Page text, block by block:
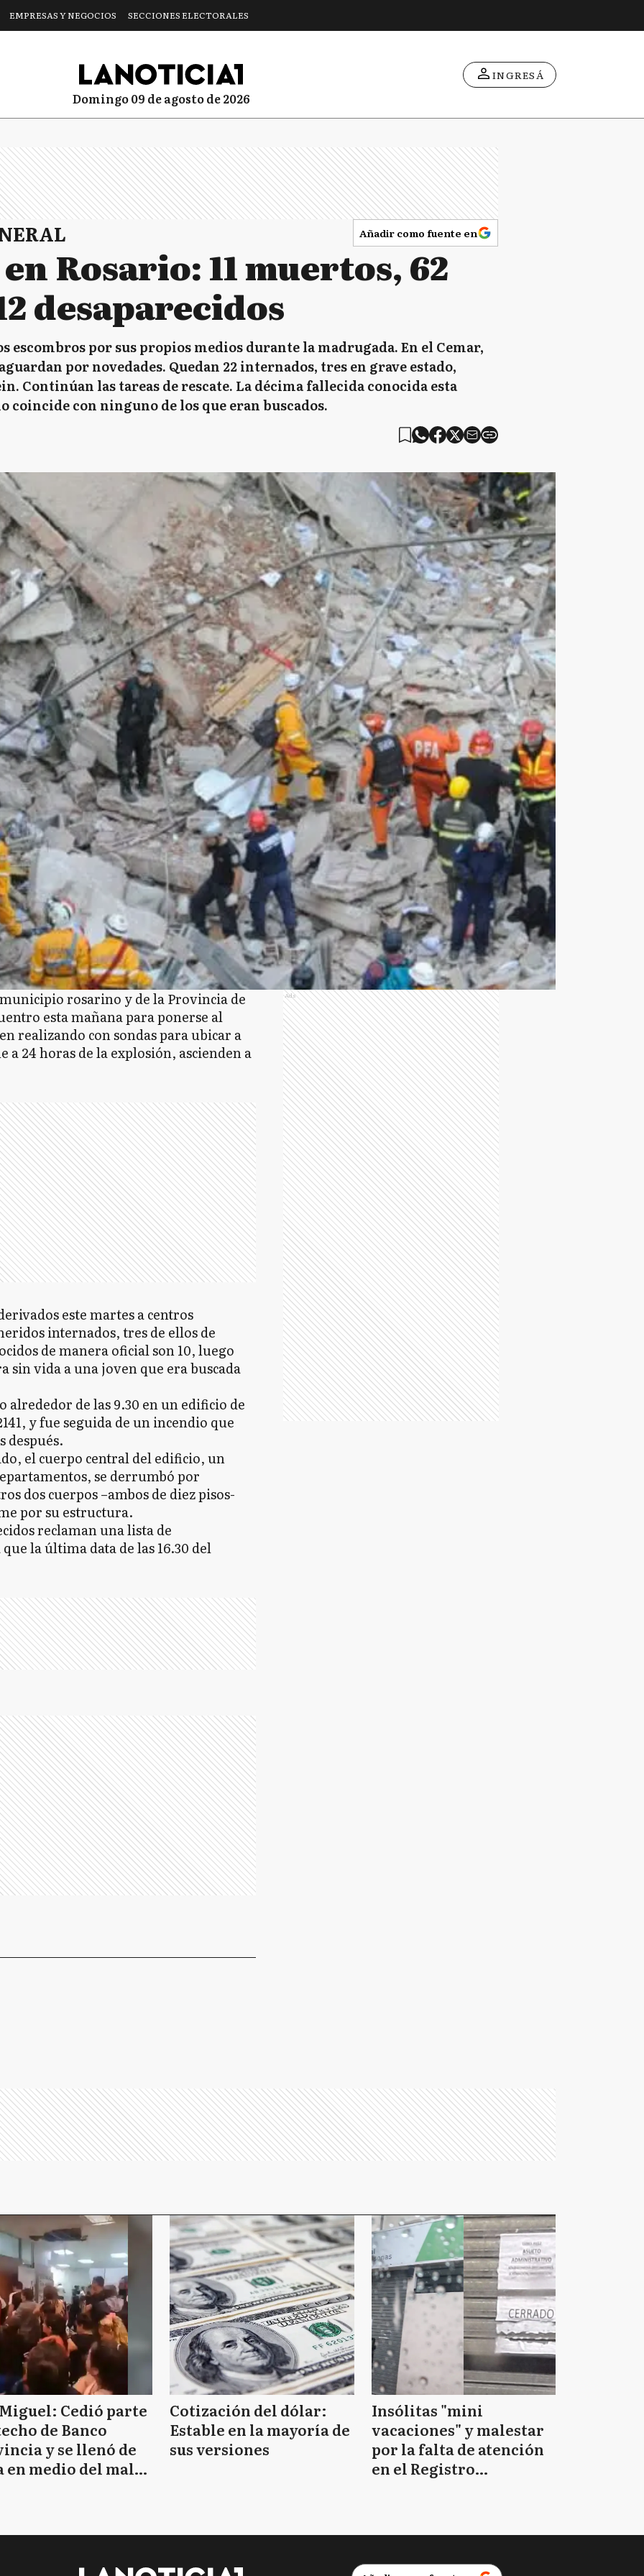
EMPRESAS Y NEGOCIOS SECCIONES ELECTORALES
domingo 09 de agosto de 2026
INGRESÁ
Añadir como fuente en
Rosario: 11 muertos, 62
desaparecidos
escombros por sus propios medios durante la madrugada. En el Cemar,
por novedades. Quedan 22 internados, tres en grave estado,
Continúan las tareas de rescate. La décima fallecida conocida esta
coincide con ninguno de los que eran buscados.
rosarino y de la Provincia de
esta mañana para ponerse al
realizando con sondas para ubicar a
a 24 horas de la explosión, ascienden a
este martes a centros
internados, tres de ellos de
de manera oficial son 10, luego
sin vida a una joven que era buscada
de las 9.30 en un edificio de
y fue seguida de un incendio que
después.
el cuerpo central del edificio, un
se derrumbó por
dos cuerpos –ambos de diez pisos-
por su estructura.
reclaman una lista de
la última data de las 16.30 del
Ads
Cedió parte
de Banco
y se llenó de
en medio del mal
Cotización del dólar:
Estable en la mayoría de
sus versiones
Insólitas "mini
vacaciones" y malestar
por la falta de atención
en el Registro